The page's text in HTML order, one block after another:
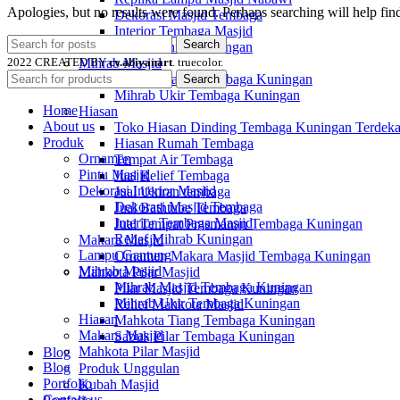
Dekorasi Masjid Tembaga
Interior Tembaga Masjid
Relief Mihrab Kuningan
Mihrab Masjid
Mihrab Masjid Tembaga Kuningan
Mihrab Ukir Tembaga Kuningan
Hiasan
Toko Hiasan Dinding Tembaga Kuningan
Hiasan Rumah Tembaga
Tempat Air Tembaga
Jual Relief Tembaga
Jual Ukiran tembaga
Jual Bathtube Tembaga
Jual Tempat Prasmanan Tembaga Kuningan
Makara Masjid
Ornamen Makara Masjid Tembaga Kuningan
Mahkota Pilar Masjid
Pilar Masjid Tembaga Kuningan
Relief Mahkota Masjid
Mahkota Tiang Tembaga Kuningan
Sabuk Pilar Tembaga Kuningan
Blog
Produk Unggulan
Kubah Masjid
Apologies, but no results were found. Perhaps searching will help
Search
2022 CREATED BYcv.abiyanart . truecolor.
Search
Home
About us
Produk
Ornamen
Pintu Masjid
Dekorasi Interior Masjid
Dekorasi Masjid Tembaga
Interior Tembaga Masjid
Relief Mihrab Kuningan
Lampu Gantung
Mihrab Masjid
Mihrab Masjid Tembaga Kuningan
Mihrab Ukir Tembaga Kuningan
Hiasan
Makara Masjid
Mahkota Pilar Masjid
Blog
Portfolio